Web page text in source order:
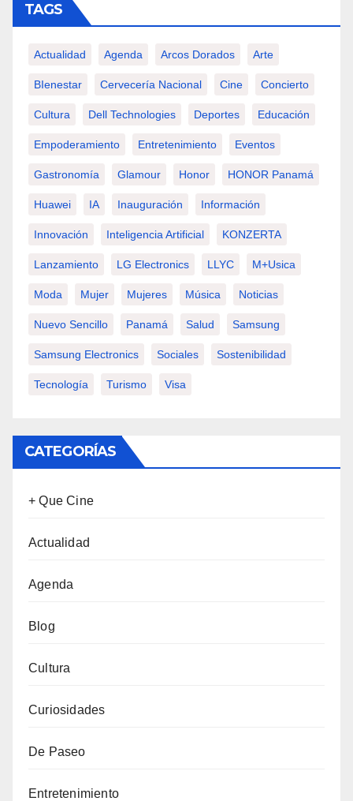
TAGS
Actualidad Agenda Arcos Dorados Arte
BIenestar Cervecería Nacional Cine Concierto
Cultura Dell Technologies Deportes Educación
Empoderamiento Entretenimiento Eventos
Gastronomía Glamour Honor HONOR Panamá
Huawei IA Inauguración Información
Innovación Inteligencia Artificial KONZERTA
Lanzamiento LG Electronics LLYC M+usica
Moda Mujer Mujeres Música Noticias
Nuevo Sencillo Panamá Salud Samsung
Samsung Electronics Sociales Sostenibilidad
Tecnología Turismo Visa
CATEGORÍAS
+ Que Cine
Actualidad
Agenda
Blog
Cultura
Curiosidades
De Paseo
Entretenimiento